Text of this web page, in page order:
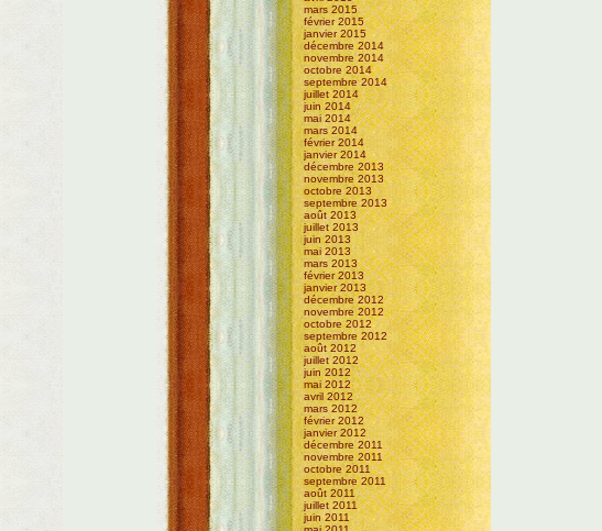
mars 2015
février 2015
janvier 2015
décembre 2014
novembre 2014
octobre 2014
septembre 2014
juillet 2014
juin 2014
mai 2014
mars 2014
février 2014
janvier 2014
décembre 2013
novembre 2013
octobre 2013
septembre 2013
août 2013
juillet 2013
juin 2013
mai 2013
mars 2013
février 2013
janvier 2013
décembre 2012
novembre 2012
octobre 2012
septembre 2012
août 2012
juillet 2012
juin 2012
mai 2012
avril 2012
mars 2012
février 2012
janvier 2012
décembre 2011
novembre 2011
octobre 2011
septembre 2011
août 2011
juillet 2011
juin 2011